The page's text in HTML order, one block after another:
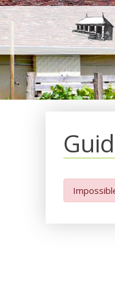
Aller
au
contenu